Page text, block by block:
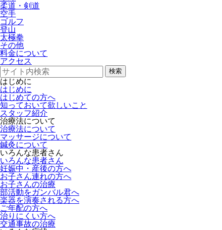
柔道・剣道
空手
ゴルフ
登山
太極拳
その他
料金について
アクセス
検索
はじめに
はじめに
はじめての方へ
知っておいて欲しいこと
スタッフ紹介
治療法について
治療法について
マッサージについて
鍼灸について
いろんな患者さん
いろんな患者さん
妊娠中・産後の方へ
お子さん連れの方へ
お子さんの治療
部活動をガンバル君へ
楽器を演奏される方へ
ご年配の方へ
治りにくい方へ
交通事故の治療